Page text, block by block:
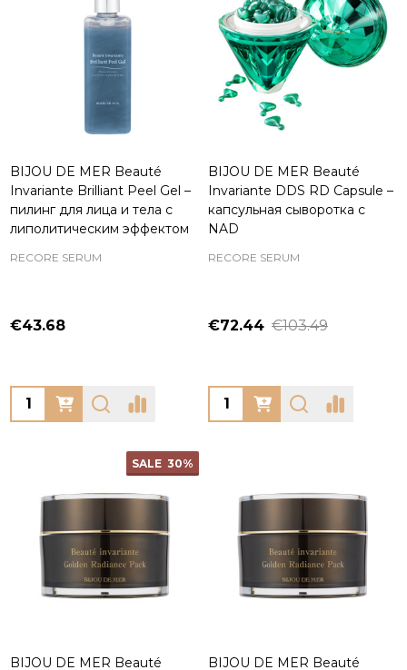
BIJOU DE MER Beauté
Invariante Brilliant Peel Gel –
пилинг для лица и тела с
липолитическим эффектом
RECORE SERUM
€43.68
Quantity:
BIJOU DE MER Beauté
Invariante DDS RD Capsule –
капсульная сыворотка с
NAD
RECORE SERUM
€72.44 €103.49
Quantity:
SALE 30%
BIJOU DE MER Beauté
BIJOU DE MER Beauté